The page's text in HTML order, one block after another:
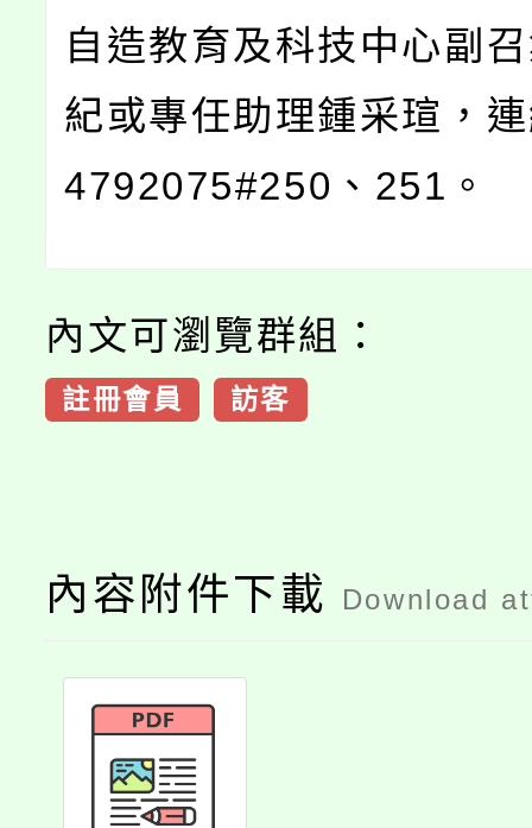
自造教育及科技中心副
紀或專任助理鍾采瑄，
4792075#250、251。
內文可瀏覽群組：
註冊會員 訪客
內容附件下載 Download